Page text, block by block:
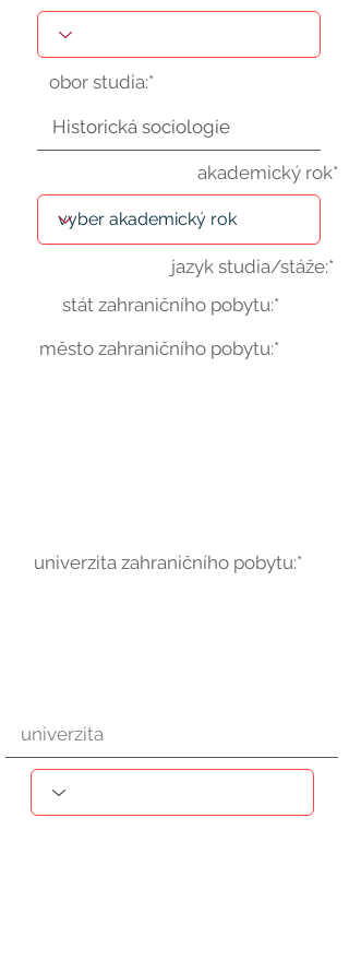
obor studia:*
akademický rok*
jazyk studia/stáže:*
stát zahraničního pobytu:*
město zahraničního pobytu:*
univerzita zahraničního pobytu:*